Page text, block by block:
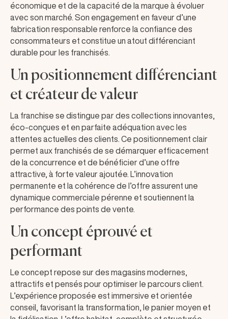
économique et de la capacité de la marque à évoluer
avec son marché. Son engagement en faveur d’une
fabrication responsable renforce la confiance des
consommateurs et constitue un atout différenciant
durable pour les franchisés.
Un positionnement différenciant
et créateur de valeur
La franchise se distingue par des collections innovantes,
éco-conçues et en parfaite adéquation avec les
attentes actuelles des clients. Ce positionnement clair
permet aux franchisés de se démarquer efficacement
de la concurrence et de bénéficier d’une offre
attractive, à forte valeur ajoutée. L’innovation
permanente et la cohérence de l’offre assurent une
dynamique commerciale pérenne et soutiennent la
performance des points de vente.
Un concept éprouvé et
performant
Le concept repose sur des magasins modernes,
attractifs et pensés pour optimiser le parcours client.
L’expérience proposée est immersive et orientée
conseil, favorisant la transformation, le panier moyen et